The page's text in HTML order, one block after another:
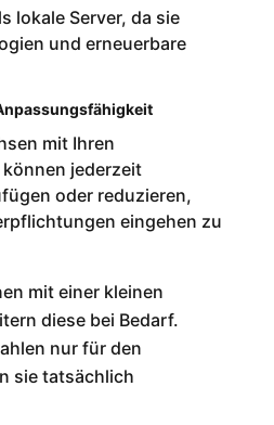
lokale Server, da sie
und erneuerbare
mit Ihren
jederzeit
oder reduzieren,
eingehen zu
mit einer kleinen
diese bei Bedarf.
nur für den
sie tatsächlich